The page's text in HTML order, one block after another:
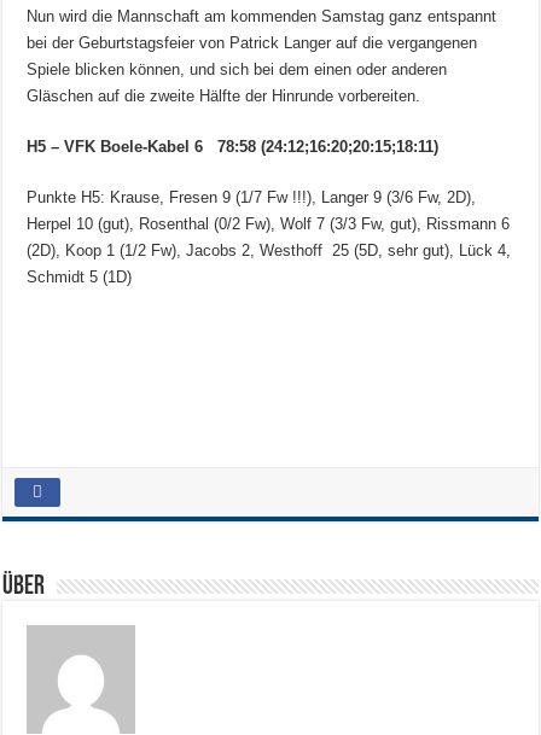
Nun wird die Mannschaft am kommenden Samstag ganz entspannt
bei der Geburtstagsfeier von Patrick Langer auf die vergangenen
Spiele blicken können, und sich bei dem einen oder anderen
Gläschen auf die zweite Hälfte der Hinrunde vorbereiten.
H5 – VFK Boele-Kabel 6 78:58 (24:12;16:20;20:15;18:11)
Punkte H5: Krause, Fresen 9 (1/7 Fw !!!), Langer 9 (3/6 Fw, 2D),
Herpel 10 (gut), Rosenthal (0/2 Fw), Wolf 7 (3/3 Fw, gut), Rissmann 6
(2D), Koop 1 (1/2 Fw), Jacobs 2, Westhoff 25 (5D, sehr gut), Lück 4,
Schmidt 5 (1D)
Über